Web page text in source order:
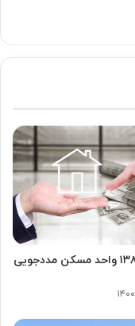
افتتاح ۱۳۸ واحد مسکن مددجویی
۲۵